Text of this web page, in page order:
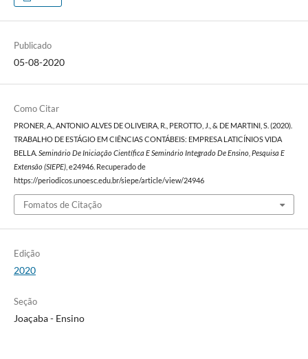
Publicado
05-08-2020
Como Citar
PRONER, A., ANTONIO ALVES DE OLIVEIRA, R., PEROTTO, J., & DE MARTINI, S. (2020).
TRABALHO DE ESTÁGIO EM CIÊNCIAS CONTÁBEIS: EMPRESA LATICÍNIOS VIDA
BELLA. Seminário De Iniciação Científica E Seminário Integrado De Ensino, Pesquisa E
Extensão (SIEPE), e24946. Recuperado de
https://periodicos.unoesc.edu.br/siepe/article/view/24946
Fomatos de Citação
Edição
2020
Seção
Joaçaba - Ensino